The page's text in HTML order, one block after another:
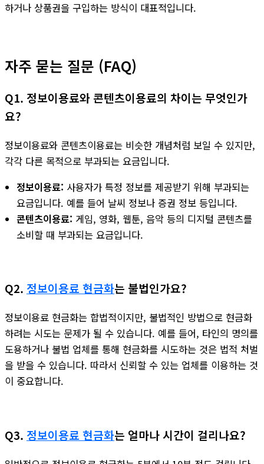
하거나 상품권을 구입하는 방식이 대표적입니다.
자주 묻는 질문 (FAQ)
Q1. 정보이용료와 콘텐츠이용료의 차이는 무엇인가
요?
정보이용료와 콘텐츠이용료는 비슷한 개념처럼 보일 수 있지만,
각각 다른 목적으로 부과되는 요금입니다.
정보이용료: 사용자가 특정 정보를 제공받기 위해 부과되는
요금입니다. 예를 들어 날씨 정보나 증권 정보 등입니다.
콘텐츠이용료: 게임, 영화, 웹툰, 음악 등의 디지털 콘텐츠를
소비할 때 부과되는 요금입니다.
Q2. 정보이용료 현금화는 불법인가요?
정보이용료 현금화는 합법적이지만, 불법적인 방법으로 현금화
하려는 시도는 문제가 될 수 있습니다. 예를 들어, 타인의 명의를
도용하거나 불법 업체를 통해 현금화를 시도하는 것은 법적 처벌
을 받을 수 있습니다. 따라서 신뢰할 수 있는 업체를 이용하는 것
이 중요합니다.
Q3. 정보이용료 현금화는 얼마나 시간이 걸리나요?